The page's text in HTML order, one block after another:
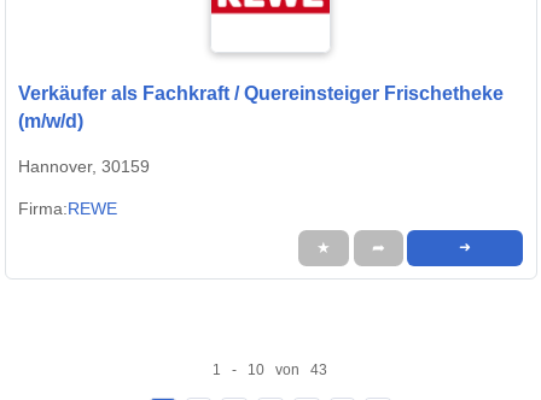
Verkäufer als Fachkraft / Quereinsteiger Frischetheke
(m/w/d)
Hannover, 30159
Firma:REWE
★ ➦ ➜
1 - 10 von 43